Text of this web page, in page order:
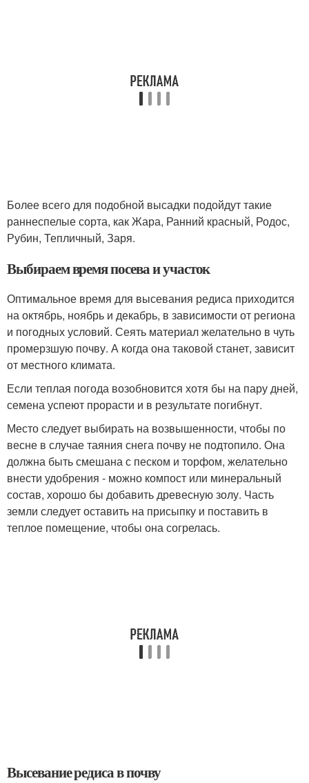
Более всего для подобной высадки подойдут такие
раннеспелые сорта, как Жара, Ранний красный, Родос,
Рубин, Тепличный, Заря.
Выбираем время посева и участок
Оптимальное время для высевания редиса приходится
на октябрь, ноябрь и декабрь, в зависимости от региона
и погодных условий. Сеять материал желательно в чуть
промерзшую почву. А когда она таковой станет, зависит
от местного климата.
Если теплая погода возобновится хотя бы на пару дней,
семена успеют прорасти и в результате погибнут.
Место следует выбирать на возвышенности, чтобы по
весне в случае таяния снега почву не подтопило. Она
должна быть смешана с песком и торфом, желательно
внести удобрения - можно компост или минеральный
состав, хорошо бы добавить древесную золу. Часть
земли следует оставить на присыпку и поставить в
теплое помещение, чтобы она согрелась.
Высевание редиса в почву